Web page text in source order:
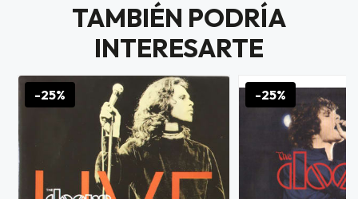
TAMBIÉN PODRÍA
INTERESARTE
-25% -25%